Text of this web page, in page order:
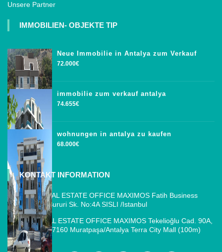
Unsere Partner
IMMOBILIEN- OBJEKTE TIP
Neue Immobilie in Antalya zum Verkauf
72.000€
immobilie zum verkauf antalya
74.655€
wohnungen in antalya zu kaufen
68.000€
KONTAKT INFORMATION
ISTANBUL REAL ESTATE OFFICE MAXIMOS Fatih Business
Park, Cemal Sururi Sk. No:4A SISLI /Istanbul
ANTALYA REAL ESTATE OFFICE MAXIMOS Tekelioğlu Cad. 90A,
Fener Mah., 07160 Muratpaşa/Antalya Terra City Mall (100m)